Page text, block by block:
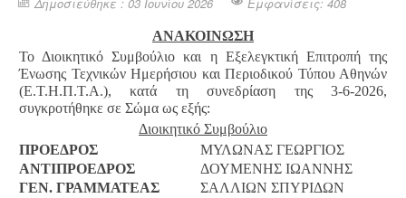
ΑΝΑΚΟΙΝΩΣΗ
Το Διοικητικό Συμβούλιο και η Εξελεγκτική Επιτροπή της
Ένωσης Τεχνικών Ημερήσιου και Περιοδικού Τύπου Αθηνών
(Ε.Τ.Η.Π.Τ.Α.), κατά τη συνεδρίαση της 3-6-2026,
συγκροτήθηκε σε Σώμα ως εξής:
Διοικητικό Συμβούλιο
ΠΡΟΕΔΡΟΣ
ΜΥΛΩΝΑΣ ΓΕΩΡΓΙΟΣ
ΑΝΤΙΠΡΟΕΔΡΟΣ
ΔΟΥΜΕΝΗΣ ΙΩΑΝΝΗΣ
ΓΕΝ. ΓΡΑΜΜΑΤΕΑΣ
ΣΑΛΛΙΩΝ ΣΠΥΡΙΔΩΝ